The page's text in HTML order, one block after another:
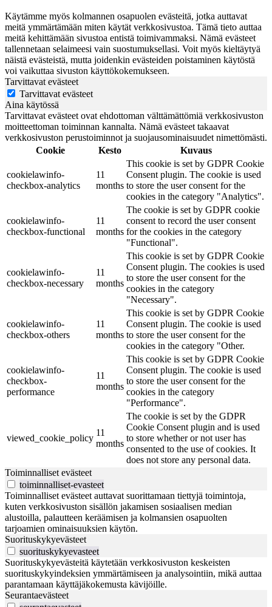
Käytämme myös kolmannen osapuolen evästeitä, jotka auttavat
meitä ymmärtämään miten käytät verkkosivustoa. Tämä tieto auttaa
meitä kehittämään sivustoa entistä toimivammaksi. Nämä evästeet
tallennetaan selaimeesi vain suostumuksellasi. Voit myös kieltäytyä
näistä evästeistä, mutta joidenkin evästeiden poistaminen käytöstä
voi vaikuttaa sivuston käyttökokemukseen.
Tarvittavat evästeet
Tarvittavat evästeet
Aina käytössä
Tarvittavat evästeet ovat ehdottoman välttämättömiä verkkosivuston
moitteettoman toiminnan kannalta. Nämä evästeet takaavat
verkkosivuston perustoiminnot ja suojausominaisuudet nimettömästi.
Cookie
Kesto Kuvaus
cookielawinfo-
checkbox-analytics
11
months
This cookie is set by GDPR Cookie
Consent plugin. The cookie is used
to store the user consent for the
cookies in the category "Analytics".
cookielawinfo-
checkbox-functional
11
months
The cookie is set by GDPR cookie
consent to record the user consent
for the cookies in the category
"Functional".
cookielawinfo-
checkbox-necessary
11
months
This cookie is set by GDPR Cookie
Consent plugin. The cookies is used
to store the user consent for the
cookies in the category
"Necessary".
cookielawinfo-
checkbox-others
11
months
This cookie is set by GDPR Cookie
Consent plugin. The cookie is used
to store the user consent for the
cookies in the category "Other.
cookielawinfo-
checkbox-
performance
11
months
This cookie is set by GDPR Cookie
Consent plugin. The cookie is used
to store the user consent for the
cookies in the category
"Performance".
viewed_cookie_policy
11
months
The cookie is set by the GDPR
Cookie Consent plugin and is used
to store whether or not user has
consented to the use of cookies. It
does not store any personal data.
Toiminnalliset evästeet
toiminnalliset-evasteet
Toiminnalliset evästeet auttavat suorittamaan tiettyjä toimintoja,
kuten verkkosivuston sisällön jakamisen sosiaalisen median
alustoilla, palautteen keräämisen ja kolmansien osapuolten
tarjoamien ominaisuuksien käytön.
Suorituskykyevästeet
suorituskykyevasteet
Suorituskykyevästeitä käytetään verkkosivuston keskeisten
suorituskykyindeksien ymmärtämiseen ja analysointiin, mikä auttaa
parantamaan käyttäjäkokemusta kävijöille.
Seurantaevästeet